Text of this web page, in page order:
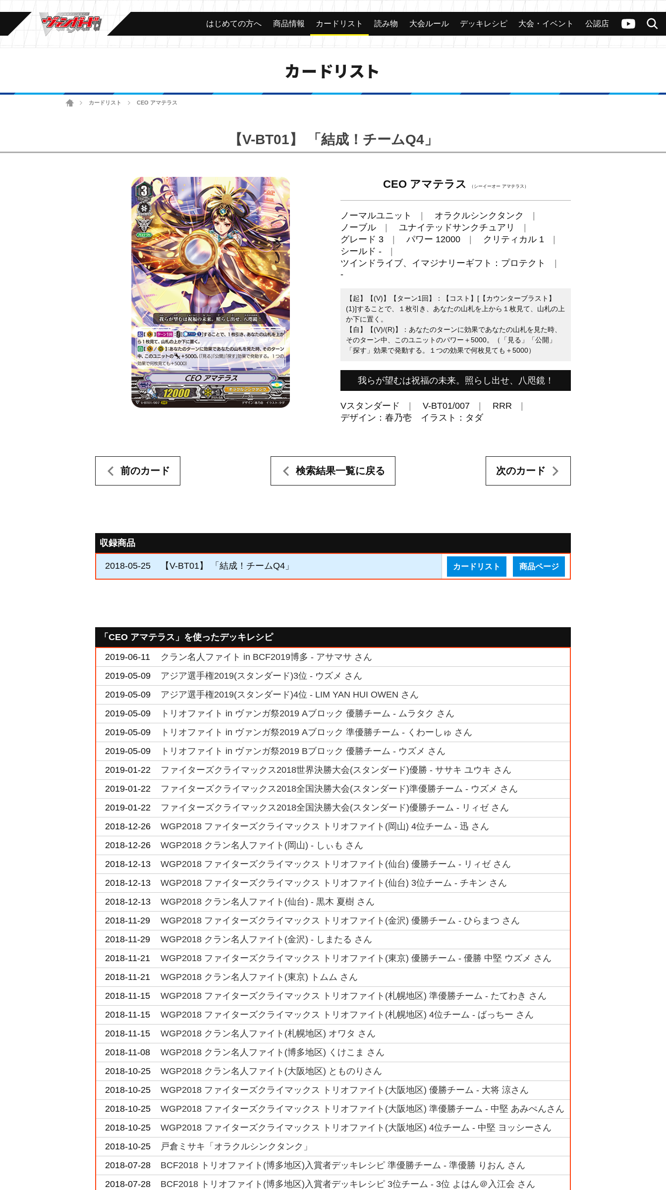
ヴァンガードch
検索
カード 大会 公認店舗 その他
はじめての方へ 商品情報 カードリスト 読み物 大会ルール デッキレシピ 大会・イベント 公認店
カードリスト
ホームカードリスト CEO アマテラス
【V-BT01】 「結成！チームQ4」
CEO アマテラス （シーイーオー アマテラス）
ノーマルユニット
オラクルシンクタンク
ノーブル
ユナイテッドサンクチュアリ
グレード 3
パワー 12000
クリティカル 1
シールド -
ツインドライブ、イマジナリーギフト：プロテクト
-
【起】【(V)】【ターン1回】：【コスト】[【カウンターブラスト】
(1)]することで、１枚引き、あなたの山札を上から１枚見て、山札の上
か下に置く。
【自】【(V)/(R)】：あなたのターンに効果であなたの山札を見た時、
そのターン中、このユニットのパワー＋5000。（「見る」「公開」
「探す」効果で発動する。１つの効果で何枚見ても＋5000）
我らが望むは祝福の未来。照らし出せ、八咫鏡！
Vスタンダード V-BT01/007
RRR
デザイン：春乃壱 イラスト：タダ
前のカード 検索結果一覧に戻る 次のカード
収録商品
2018-05-25 【V-BT01】 「結成！チームQ4」 カードリスト 商品ページ
「CEO アマテラス」を使ったデッキレシピ
2019-06-11
クラン名人ファイト in BCF2019博多 - アサマサ さん
2019-05-09
アジア選手権2019(スタンダード)3位 - ウズメ さん
2019-05-09
アジア選手権2019(スタンダード)4位 - LIM YAN HUI OWEN さん
2019-05-09
トリオファイト in ヴァンガ祭2019 Aブロック 優勝チーム - ムラタク さん
2019-05-09
トリオファイト in ヴァンガ祭2019 Aブロック 準優勝チーム - くわーしゅ さん
2019-05-09
トリオファイト in ヴァンガ祭2019 Bブロック 優勝チーム - ウズメ さん
2019-01-22
ファイターズクライマックス2018世界決勝大会(スタンダード)優勝 - ササキ ユウキ さん
2019-01-22
ファイターズクライマックス2018全国決勝大会(スタンダード)準優勝チーム - ウズメ さん
2019-01-22
ファイターズクライマックス2018全国決勝大会(スタンダード)優勝チーム - リィゼ さん
2018-12-26
WGP2018 ファイターズクライマックス トリオファイト(岡山) 4位チーム - 迅 さん
2018-12-26
WGP2018 クラン名人ファイト(岡山) - しぃも さん
2018-12-13
WGP2018 ファイターズクライマックス トリオファイト(仙台) 優勝チーム - リィゼ さん
2018-12-13
WGP2018 ファイターズクライマックス トリオファイト(仙台) 3位チーム - チキン さん
2018-12-13
WGP2018 クラン名人ファイト(仙台) - 黒木 夏樹 さん
2018-11-29
WGP2018 ファイターズクライマックス トリオファイト(金沢) 優勝チーム - ひらまつ さん
2018-11-29
WGP2018 クラン名人ファイト(金沢) - しまたる さん
2018-11-21
WGP2018 ファイターズクライマックス トリオファイト(東京) 優勝チーム - 優勝 中堅 ウズメ さん
2018-11-21
WGP2018 クラン名人ファイト(東京) トムム さん
2018-11-15
WGP2018 ファイターズクライマックス トリオファイト(札幌地区) 準優勝チーム - たてわき さん
2018-11-15
WGP2018 ファイターズクライマックス トリオファイト(札幌地区) 4位チーム - ばっちー さん
2018-11-15
WGP2018 クラン名人ファイト(札幌地区) オワタ さん
2018-11-08
WGP2018 クラン名人ファイト(博多地区) くけこま さん
2018-10-25
WGP2018 クラン名人ファイト(大阪地区) とものりさん
2018-10-25
WGP2018 ファイターズクライマックス トリオファイト(大阪地区) 優勝チーム - 大将 涼さん
2018-10-25
WGP2018 ファイターズクライマックス トリオファイト(大阪地区) 準優勝チーム - 中堅 あみぺんさん
2018-10-25
WGP2018 ファイターズクライマックス トリオファイト(大阪地区) 4位チーム - 中堅 ヨッシーさん
2018-10-25
戸倉ミサキ「オラクルシンクタンク」
2018-07-28
BCF2018 トリオファイト(博多地区)入賞者デッキレシピ 準優勝チーム - 準優勝 りおん さん
2018-07-28
BCF2018 トリオファイト(博多地区)入賞者デッキレシピ 3位チーム - 3位 よはん＠入江会 さん